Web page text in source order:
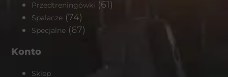
Przedtreningówki (61)
Spalacze (74)
Specjalne (67)
Konto
Sklep